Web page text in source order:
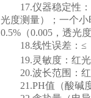
17.仪器稳定性
光度测量）；一个
0.5%（0.005，透光
18.线性误差：≤
19.灵敏度：红
20.波长范围：
21.PH值（酸碱